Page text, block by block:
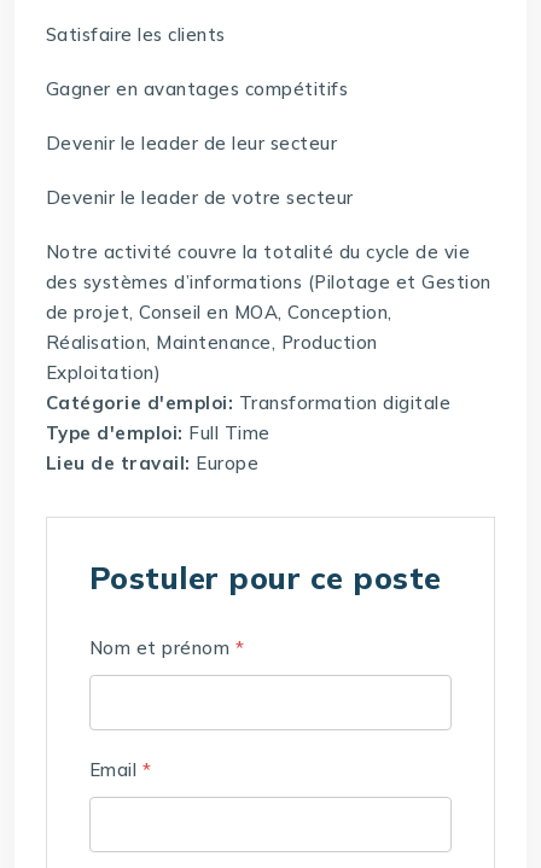
Satisfaire les clients
Gagner en avantages compétitifs
Devenir le leader de leur secteur
Devenir le leader de votre secteur
Notre activité couvre la totalité du cycle de vie
des systèmes d’informations (Pilotage et Gestion
de projet, Conseil en MOA, Conception,
Réalisation, Maintenance, Production
Exploitation)
Catégorie d'emploi: Transformation digitale
Type d'emploi: Full Time
Lieu de travail: Europe
Postuler pour ce poste
Nom et prénom *
Email *